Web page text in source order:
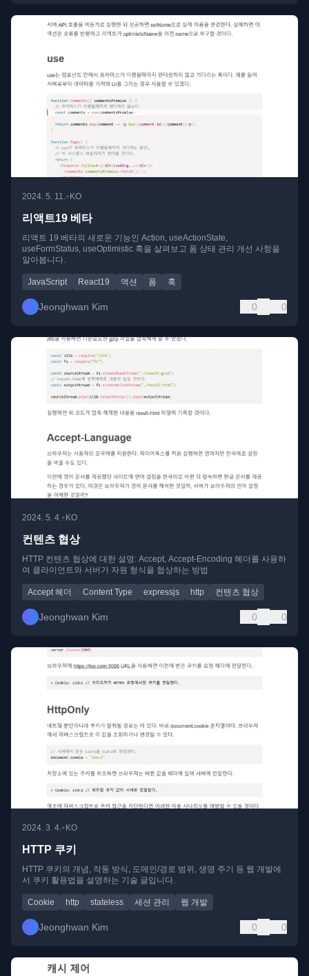
2024. 5. 11. •KO
리액트19 베타
리액트 19 베타의 새로운 기능인 Action, useActionState,
useFormStatus, useOptimistic 훅을 살펴보고 폼 상태 관리 개선 사항을
알아봅니다.
JavaScript React19 액션 폼 훅
Jeonghwan Kim 0 0
2024. 5. 4.•KO
컨텐츠 협상
HTTP 컨텐츠 협상에 대한 설명: Accept, Accept-Encoding 헤더를 사용하
여 클라이언트와 서버가 자원 형식을 협상하는 방법
Accept 헤더 Content Type expressjs http 컨텐츠 협상
Jeonghwan Kim 0 0
2024. 3. 4.• KO
HTTP 쿠키
HTTP 쿠키의 개념, 작동 방식, 도메인/경로 범위, 생명 주기 등 웹 개발에
서 쿠키 활용법을 설명하는 기술 글입니다.
Cookie http stateless 세션 관리 웹 개발
Jeonghwan Kim 0 0